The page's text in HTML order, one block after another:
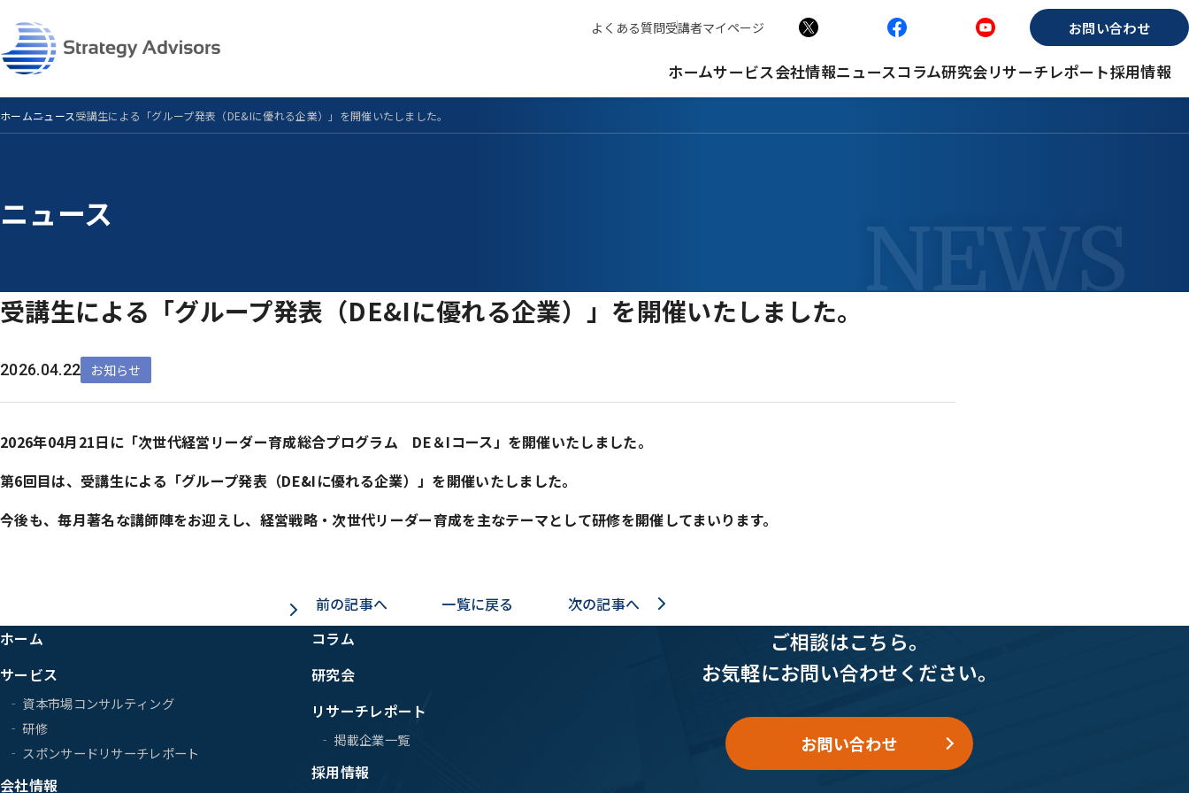
the
よくある質問受講者マイページ お問い合わせ
ホームサービス会社情報ニュースコラム研究会リサーチレポート採用情報
ホームニュース受講生による「グループ発表（DE&Iに優れる企業）」を開催いたしました。
ニュース
受講生による「グループ発表（DE&Iに優れる企業）」を開催いたしました。
2026.04.22 お知らせ
2026年04月21日に「次世代経営リーダー育成総合プログラム DE＆Iコース」を開催いたしました。
第6回目は、受講生による「グループ発表（DE&Iに優れる企業）」 を開催いたしました。
今後も、毎月著名な講師陣をお迎えし、経営戦略・次世代リーダー育成を主なテーマとして研修を開催してまいります。
前の記事へ 次の記事へ
一覧に戻る
ホーム
サービス
資本市場コンサルティング
研修
スポンサードリサーチレポート
会社情報
コラム
研究会
リサーチレポート
掲載企業一覧
採用情報
ご相談はこちら。
お気軽にお問い合わせください。
お問い合わせ